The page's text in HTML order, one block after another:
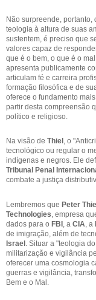
Não surpreende, portanto,
teologia à altura de suas
sustentem, é preciso que
valores capaz de
que é o bem, o que é o
apresenta publicamente
articulam fé e carreira
formação filosófica e de
oferece o fundamento
partir desta compreensão
político e religioso.
Na visão de Thiel , o
tecnológico ou regular o
indígenas e negros. Ele
Tribunal Penal
combate a justiça
Lembremos que Peter
Technologies , empresa
dados para o FBI , a CIA , a
de imigração, além de
Israel . Situar a "teologia
militarização e vigilância
oferecer uma cosmologia
guerras e vigilância,
Bem e o Mal.